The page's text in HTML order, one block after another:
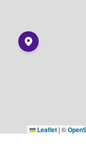
Leaflet | ©